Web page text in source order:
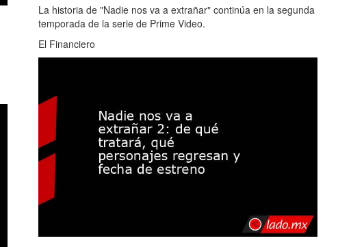
La historia de "Nadie nos va a extrañar" continúa en la segunda
temporada de la serie de Prime Video.
El Financiero